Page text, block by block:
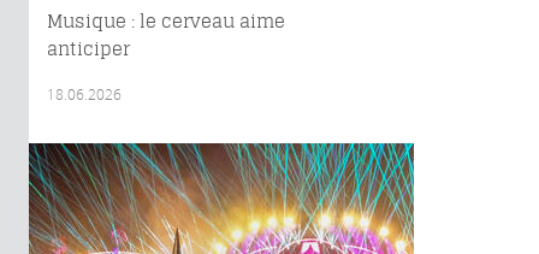
Musique : le cerveau aime
anticiper
18.06.2026